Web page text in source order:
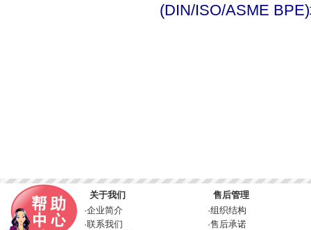
(DIN/ISO/ASME
关于我们
·企业简介
·联系我们
售后管理
·组织结构
·售后承诺